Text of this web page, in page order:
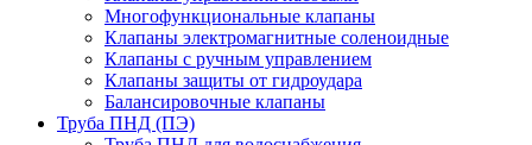
Многофункциональные клапаны
Клапаны электромагнитные соленоидные
Клапаны с ручным управлением
Клапаны защиты от гидроудара
Балансировочные клапаны
Труба ПНД (ПЭ)